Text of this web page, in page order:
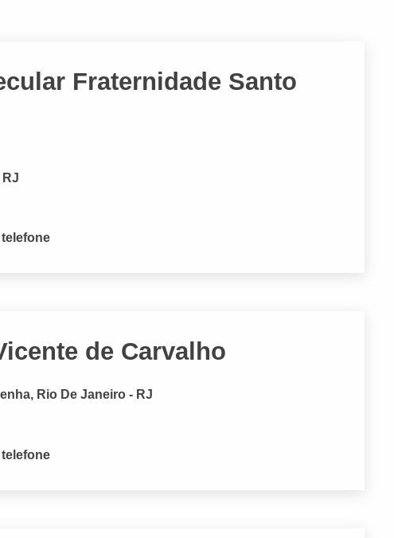
Fraternidade Santo
RJ
de Carvalho
Rio De Janeiro - RJ